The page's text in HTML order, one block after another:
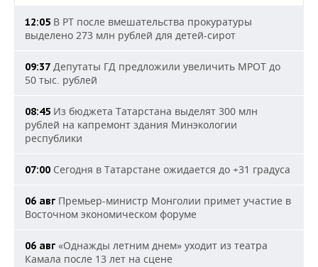
12:05 В РТ после вмешательства прокуратуры
выделено 273 млн рублей для детей-сирот
09:37 Депутаты ГД предложили увеличить МРОТ до
50 тыс. рублей
08:45 Из бюджета Татарстана выделят 300 млн
рублей на капремонт здания Минэкологии
республики
07:00 Сегодня в Татарстане ожидается до +31 градуса
06 авг Премьер-министр Монголии примет участие в
Восточном экономическом форуме
06 авг «Однажды летним днем» уходит из театра
Камала после 13 лет на сцене